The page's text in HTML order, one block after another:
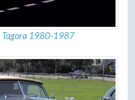
Tagora 1980-1987